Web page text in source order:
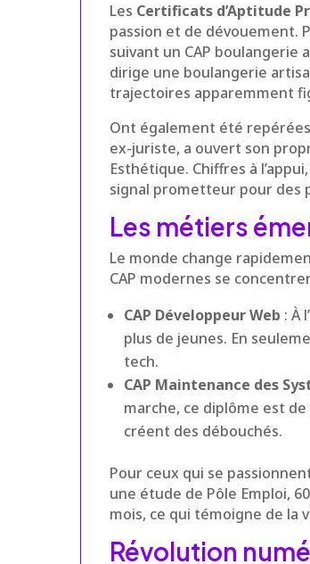
Les Certificats d’Aptitude
passion et de dévouement.
suivant un CAP boulangerie
dirige une boulangerie
trajectoires apparemment
Ont également été
ex-juriste, a ouvert son
Esthétique. Chiffres à
signal prometteur pour des
Les métiers
Le monde change
CAP modernes se
CAP Développeur Web : À
plus de jeunes. En
tech.
CAP Maintenance des
marche, ce diplôme est
créent des débouchés.
Pour ceux qui se
une étude de Pôle Emploi,
mois, ce qui témoigne de la
Révolution